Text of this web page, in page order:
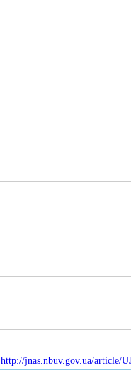
http://jnas.nbuv.gov.ua/article/